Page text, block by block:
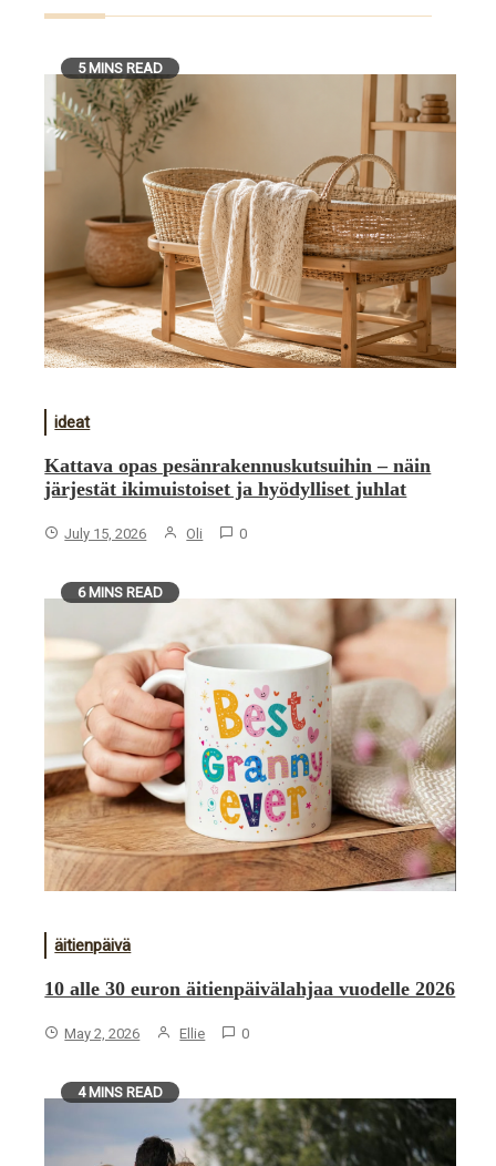
5 MINS READ
ideat
Kattava opas pesänrakennuskutsuihin – näin
järjestät ikimuistoiset ja hyödylliset juhlat
July 15, 2026 Oli 0
6 MINS READ
äitienpäivä
10 alle 30 euron äitienpäivälahjaa vuodelle 2026
May 2, 2026 Ellie 0
4 MINS READ